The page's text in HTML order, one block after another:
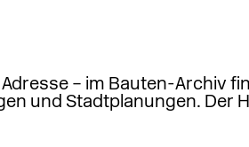
– im Bauten-Archiv
und Stadtplanungen. Der